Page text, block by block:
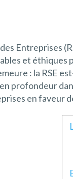
Entreprises
et
: la RSE
profondeur
en faveur